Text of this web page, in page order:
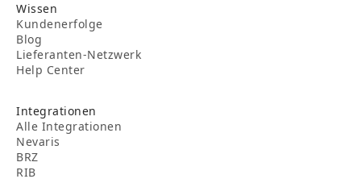
Wissen
Kundenerfolge
Blog
Lieferanten-Netzwerk
Help Center
Integrationen
Alle Integrationen
Nevaris
BRZ
RIB